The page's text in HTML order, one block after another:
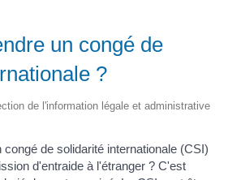
un congé de
?
de l'information légale et administrative
de solidarité internationale (CSI)
d'entraide à l'étranger ? C'est